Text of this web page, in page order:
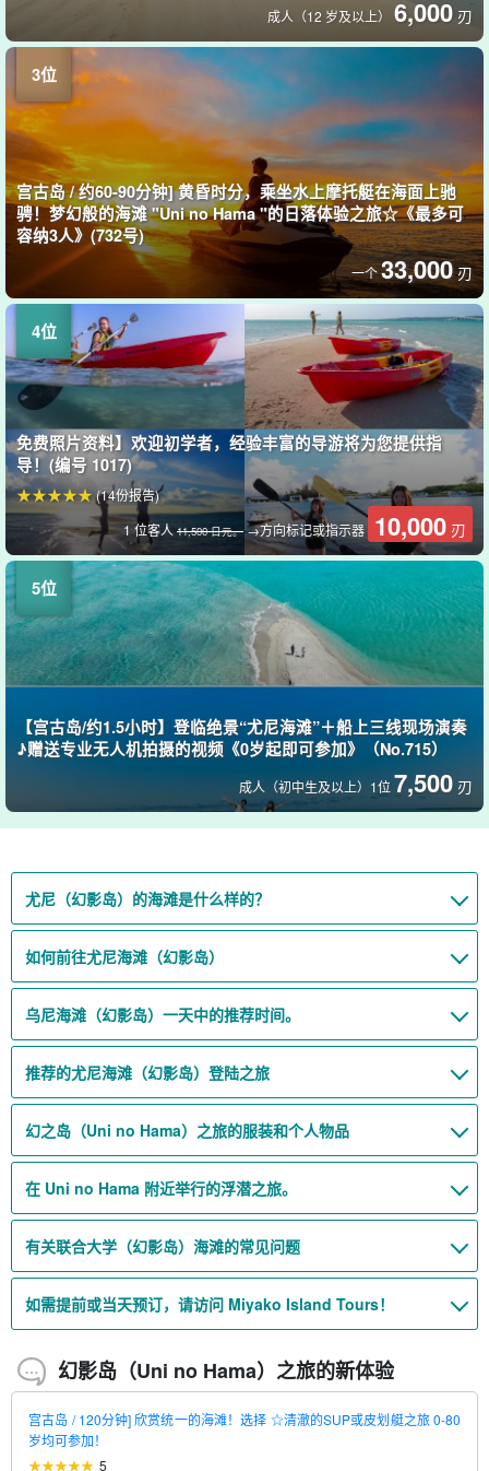
成人（12 岁及以上） 6,000 刃
宫古岛 / 约60-90分钟] 黄昏时分，乘坐水上摩托艇在海面上驰
骋！梦幻般的海滩 "Uni no Hama "的日落体验之旅☆《最多可
容纳3人》(732号)
一个33,000 刃
免费照片资料】欢迎初学者，经验丰富的导游将为您提供指
导！(编号 1017)
1 位客人 11,500 日元。→方向标记或指示器 10,000 刃
(14份报告)
【宫古岛/约1.5小时】登临绝景“尤尼海滩”＋船上三线现场演奏
♪赠送专业无人机拍摄的视频《0岁起即可参加》（No.715）
成人（初中生及以上）1位 7,500 刃
尤尼（幻影岛）的海滩是什么样的？
如何前往尤尼海滩（幻影岛）
乌尼海滩（幻影岛）一天中的推荐时间。
推荐的尤尼海滩（幻影岛）登陆之旅
幻之岛（Uni no Hama）之旅的服装和个人物品
在 Uni no Hama 附近举行的浮潜之旅。
有关联合大学（幻影岛）海滩的常见问题
如需提前或当天预订，请访问 Miyako Island Tours！
幻影岛（Uni no Hama）之旅的新体验
宫古岛 / 120分钟] 欣赏统一的海滩！选择 ☆清澈的SUP或皮划艇之旅 0-80
岁均可参加！
5